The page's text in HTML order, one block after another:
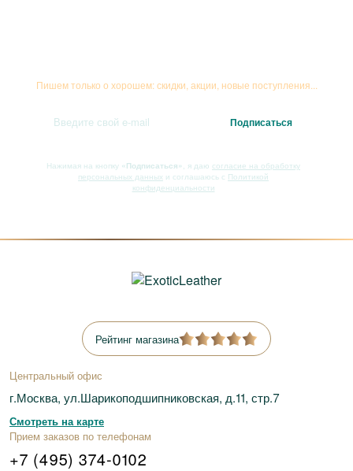
Пишем только о хорошем: скидки, акции, новые поступления...
Нажимая на кнопку «Подписаться» , я даю согласие на обработку
персональных данных и соглашаюсь с Политикой
конфиденциальности
Рейтинг магазина
Центральный офис
г.Москва, ул.Шарикоподшипниковская, д.11, стр.7
Смотреть на карте
Прием заказов по телефонам
+7 (495) 374-0102